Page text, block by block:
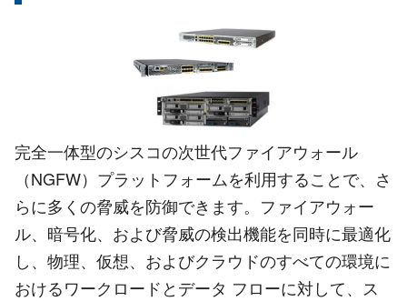
完全一体型のシスコの次世代ファイアウォール
（NGFW）プラットフォームを利用することで、さ
らに多くの脅威を防御できます。ファイアウォー
ル、暗号化、および脅威の検出機能を同時に最適化
し、物理、仮想、およびクラウドのすべての環境に
おけるワークロードとデータ フローに対して、ス